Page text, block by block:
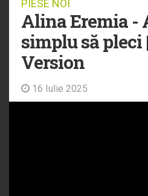
PIESE NOI
Alina Eremia -
simplu să pleci
Version
16 Iulie 2025